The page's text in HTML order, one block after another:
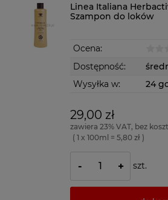
Linea Italiana
Szampon do loków
Ocena:
Dostępność:
Wysyłka w:
24
29,00 zł
zawiera 23% VAT, bez
( 1 x 100ml = 5,80 zł )
- + szt.